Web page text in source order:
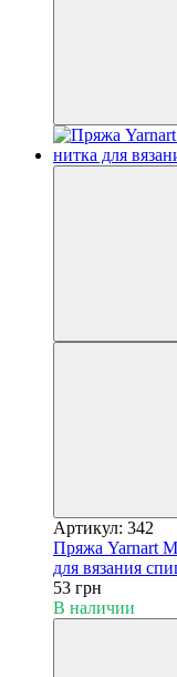
Артикул: 342
Пряжа Yarnart
для вязания
53 грн
В наличии